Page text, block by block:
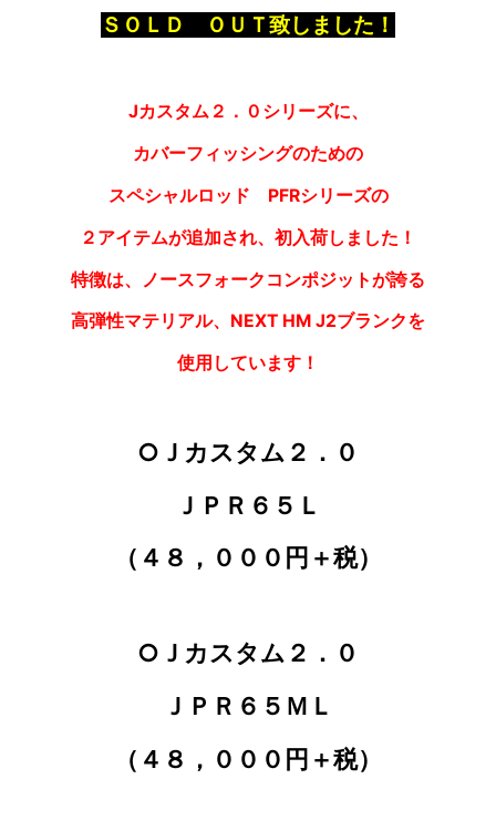
ＳＯＬＤ ＯＵＴ致しました！
Jカスタム２．０シリーズに、
カバーフィッシングのための
スペシャルロッド PFRシリーズの
２アイテムが追加され、初入荷しました！
特徴は、ノースフォークコンポジットが誇る
高弾性マテリアル、NEXT HM J2ブランクを
使用しています！
○Ｊカスタム２．０
ＪＰＲ６５Ｌ
（４８，０００円＋税）
○Ｊカスタム２．０
ＪＰＲ６５ＭＬ
（４８，０００円＋税）